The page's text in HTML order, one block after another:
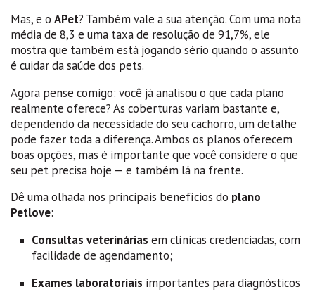
Mas, e o APet? Também vale a sua atenção. Com uma nota
média de 8,3 e uma taxa de resolução de 91,7%, ele
mostra que também está jogando sério quando o assunto
é cuidar da saúde dos pets.
Agora pense comigo: você já analisou o que cada plano
realmente oferece? As coberturas variam bastante e,
dependendo da necessidade do seu cachorro, um detalhe
pode fazer toda a diferença. Ambos os planos oferecem
boas opções, mas é importante que você considere o que
seu pet precisa hoje — e também lá na frente.
Dê uma olhada nos principais benefícios do plano
Petlove:
Consultas veterinárias em clínicas credenciadas, com
facilidade de agendamento;
Exames laboratoriais importantes para diagnósticos